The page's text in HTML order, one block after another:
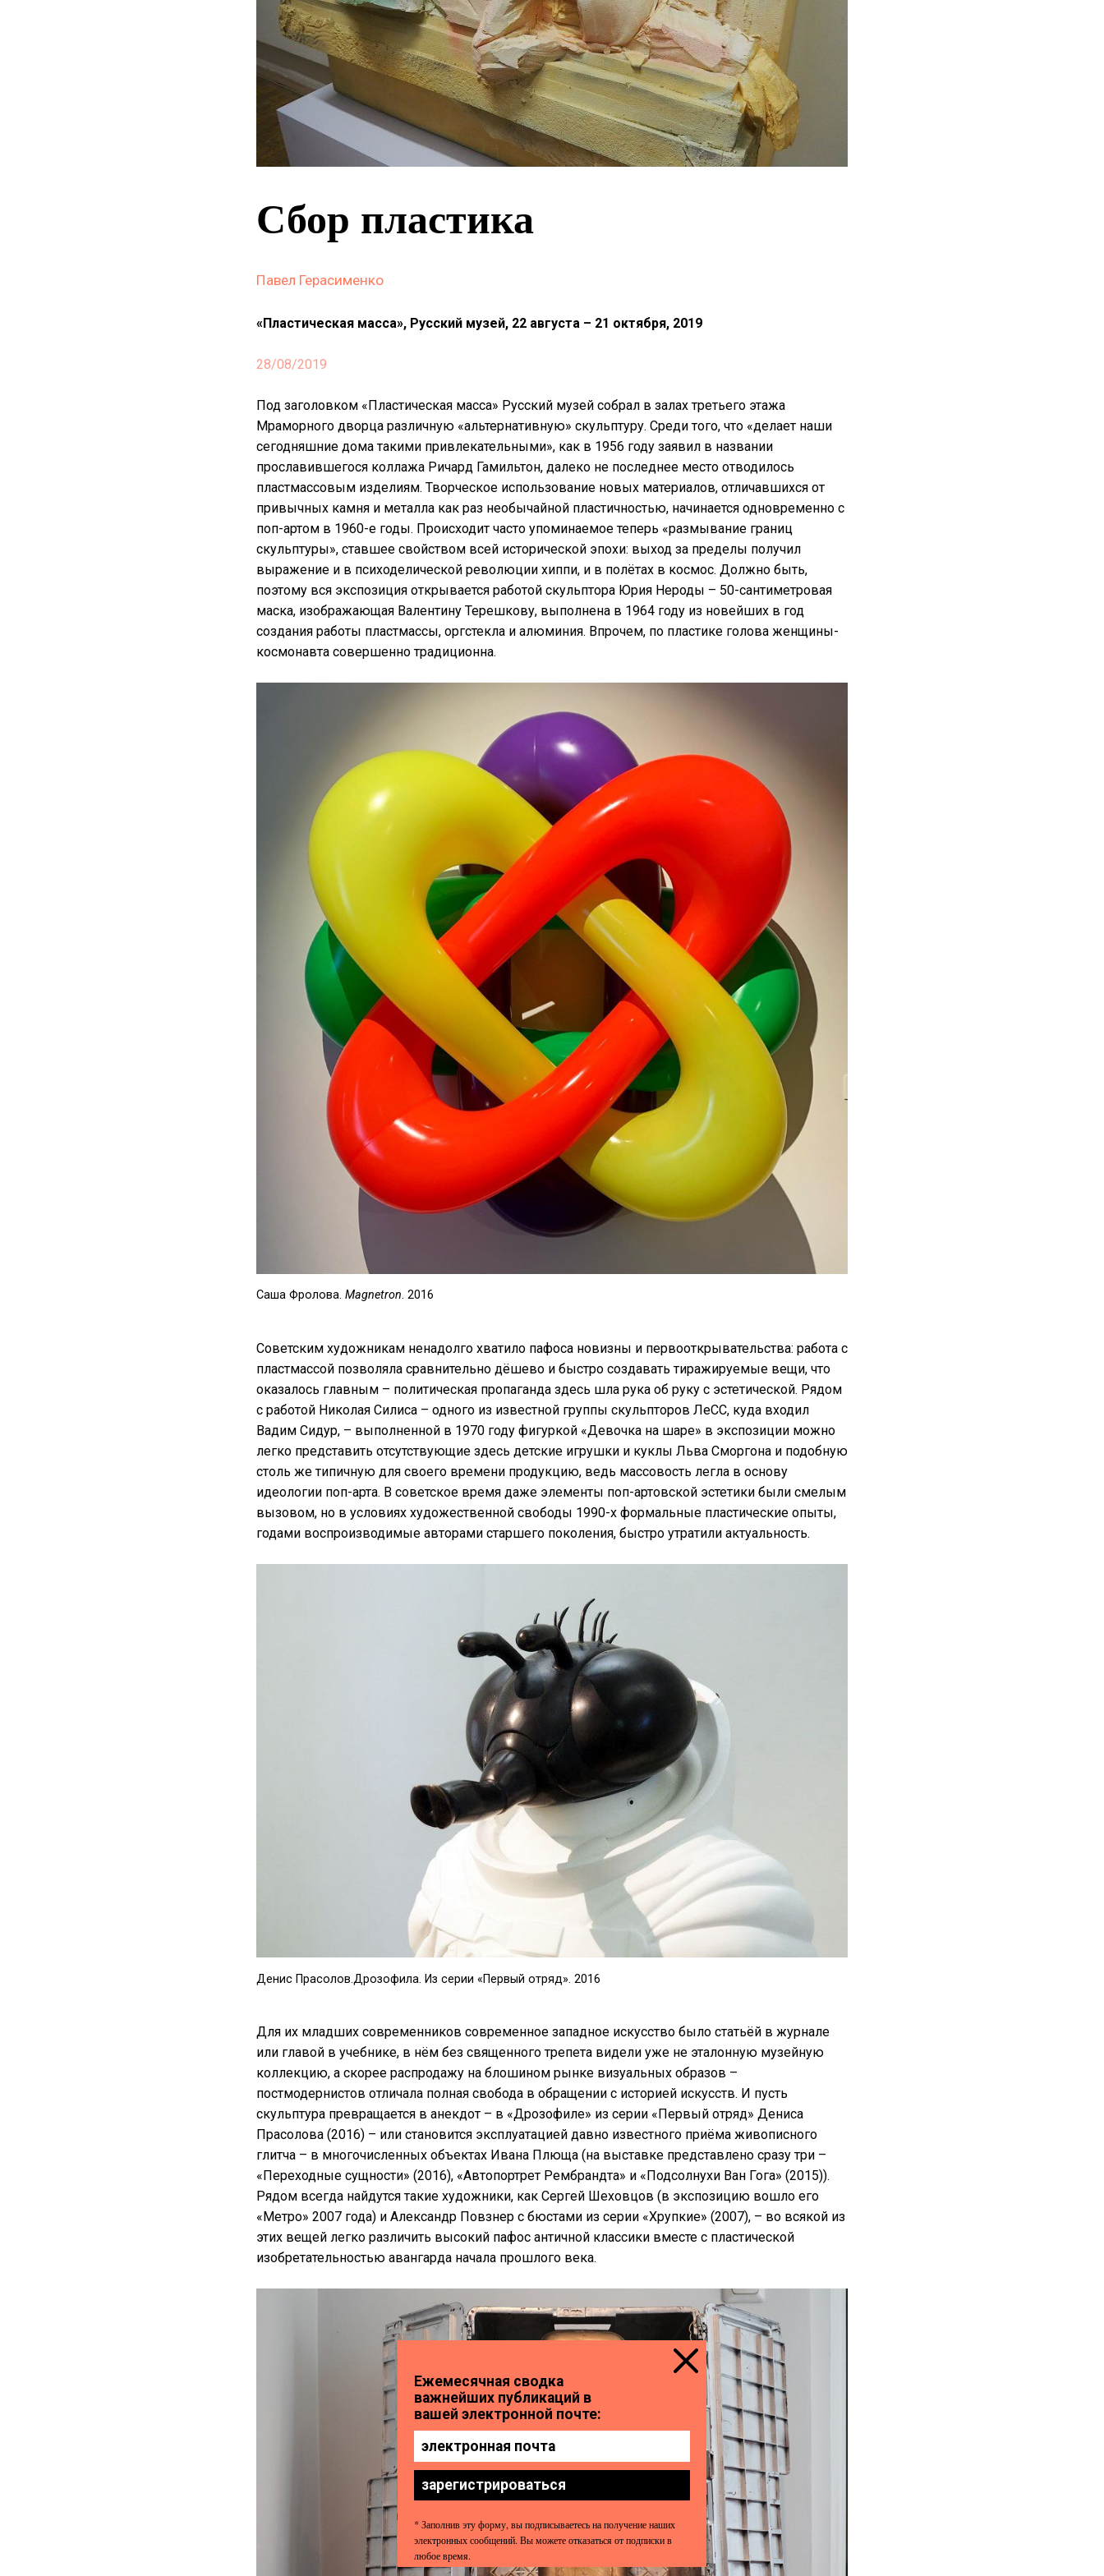
Сбор пластика
Павел Герасименко
«Пластическая масса», Русский музей, 22 августа – 21 октября, 2019
28/08/2019
Под заголовком «Пластическая масса» Русский музей собрал в залах третьего этажа
Мраморного дворца различную «альтернативную» скульптуру. Среди того, что «делает наши
сегодняшние дома такими привлекательными», как в 1956 году заявил в названии
прославившегося коллажа Ричард Гамильтон, далеко не последнее место отводилось
пластмассовым изделиям. Творческое использование новых материалов, отличавшихся от
привычных камня и металла как раз необычайной пластичностью, начинается одновременно с
поп-артом в 1960-е годы. Происходит часто упоминаемое теперь «размывание границ
скульптуры», ставшее свойством всей исторической эпохи: выход за пределы получил
выражение и в психоделической революции хиппи, и в полётах в космос. Должно быть,
поэтому вся экспозиция открывается работой скульптора Юрия Нероды – 50-сантиметровая
маска, изображающая Валентину Терешкову, выполнена в 1964 году из новейших в год
создания работы пластмассы, оргстекла и алюминия. Впрочем, по пластике голова женщины-
космонавта совершенно традиционна.
Саша Фролова. Magnetron. 2016
Советским художникам ненадолго хватило пафоса новизны и первооткрывательства: работа с
пластмассой позволяла сравнительно дёшево и быстро создавать тиражируемые вещи, что
оказалось главным – политическая пропаганда здесь шла рука об руку с эстетической. Рядом
с работой Николая Силиса – одного из известной группы скульпторов ЛеСС, куда входил
Вадим Сидур, – выполненной в 1970 году фигуркой «Девочка на шаре» в экспозиции можно
легко представить отсутствующие здесь детские игрушки и куклы Льва Сморгона и подобную
столь же типичную для своего времени продукцию, ведь массовость легла в основу
идеологии поп-арта. В советское время даже элементы поп-артовской эстетики были смелым
вызовом, но в условиях художественной свободы 1990-х формальные пластические опыты,
годами воспроизводимые авторами старшего поколения, быстро утратили актуальность.
Денис Прасолов.Дрозофила. Из серии «Первый отряд». 2016
Для их младших современников современное западное искусство было статьёй в журнале
или главой в учебнике, в нём без священного трепета видели уже не эталонную музейную
коллекцию, а скорее распродажу на блошином рынке визуальных образов –
постмодернистов отличала полная свобода в обращении с историей искусств. И пусть
скульптура превращается в анекдот – в «Дрозофиле» из серии «Первый отряд» Дениса
Прасолова (2016) – или становится эксплуатацией давно известного приёма живописного
глитча – в многочисленных объектах Ивана Плюща (на выставке представлено сразу три –
«Переходные сущности» (2016), «Автопортрет Рембрандта» и «Подсолнухи Ван Гога» (2015)).
Рядом всегда найдутся такие художники, как Сергей Шеховцов (в экспозицию вошло его
«Метро» 2007 года) и Александр Повзнер с бюстами из серии «Хрупкие» (2007), – во всякой из
этих вещей легко различить высокий пафос античной классики вместе с пластической
изобретательностью авангарда начала прошлого века.